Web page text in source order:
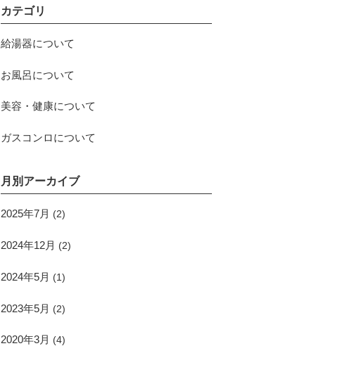
カテゴリ
給湯器について
お風呂について
美容・健康について
ガスコンロについて
月別アーカイブ
2025年7月 (2)
2024年12月 (2)
2024年5月 (1)
2023年5月 (2)
2020年3月 (4)